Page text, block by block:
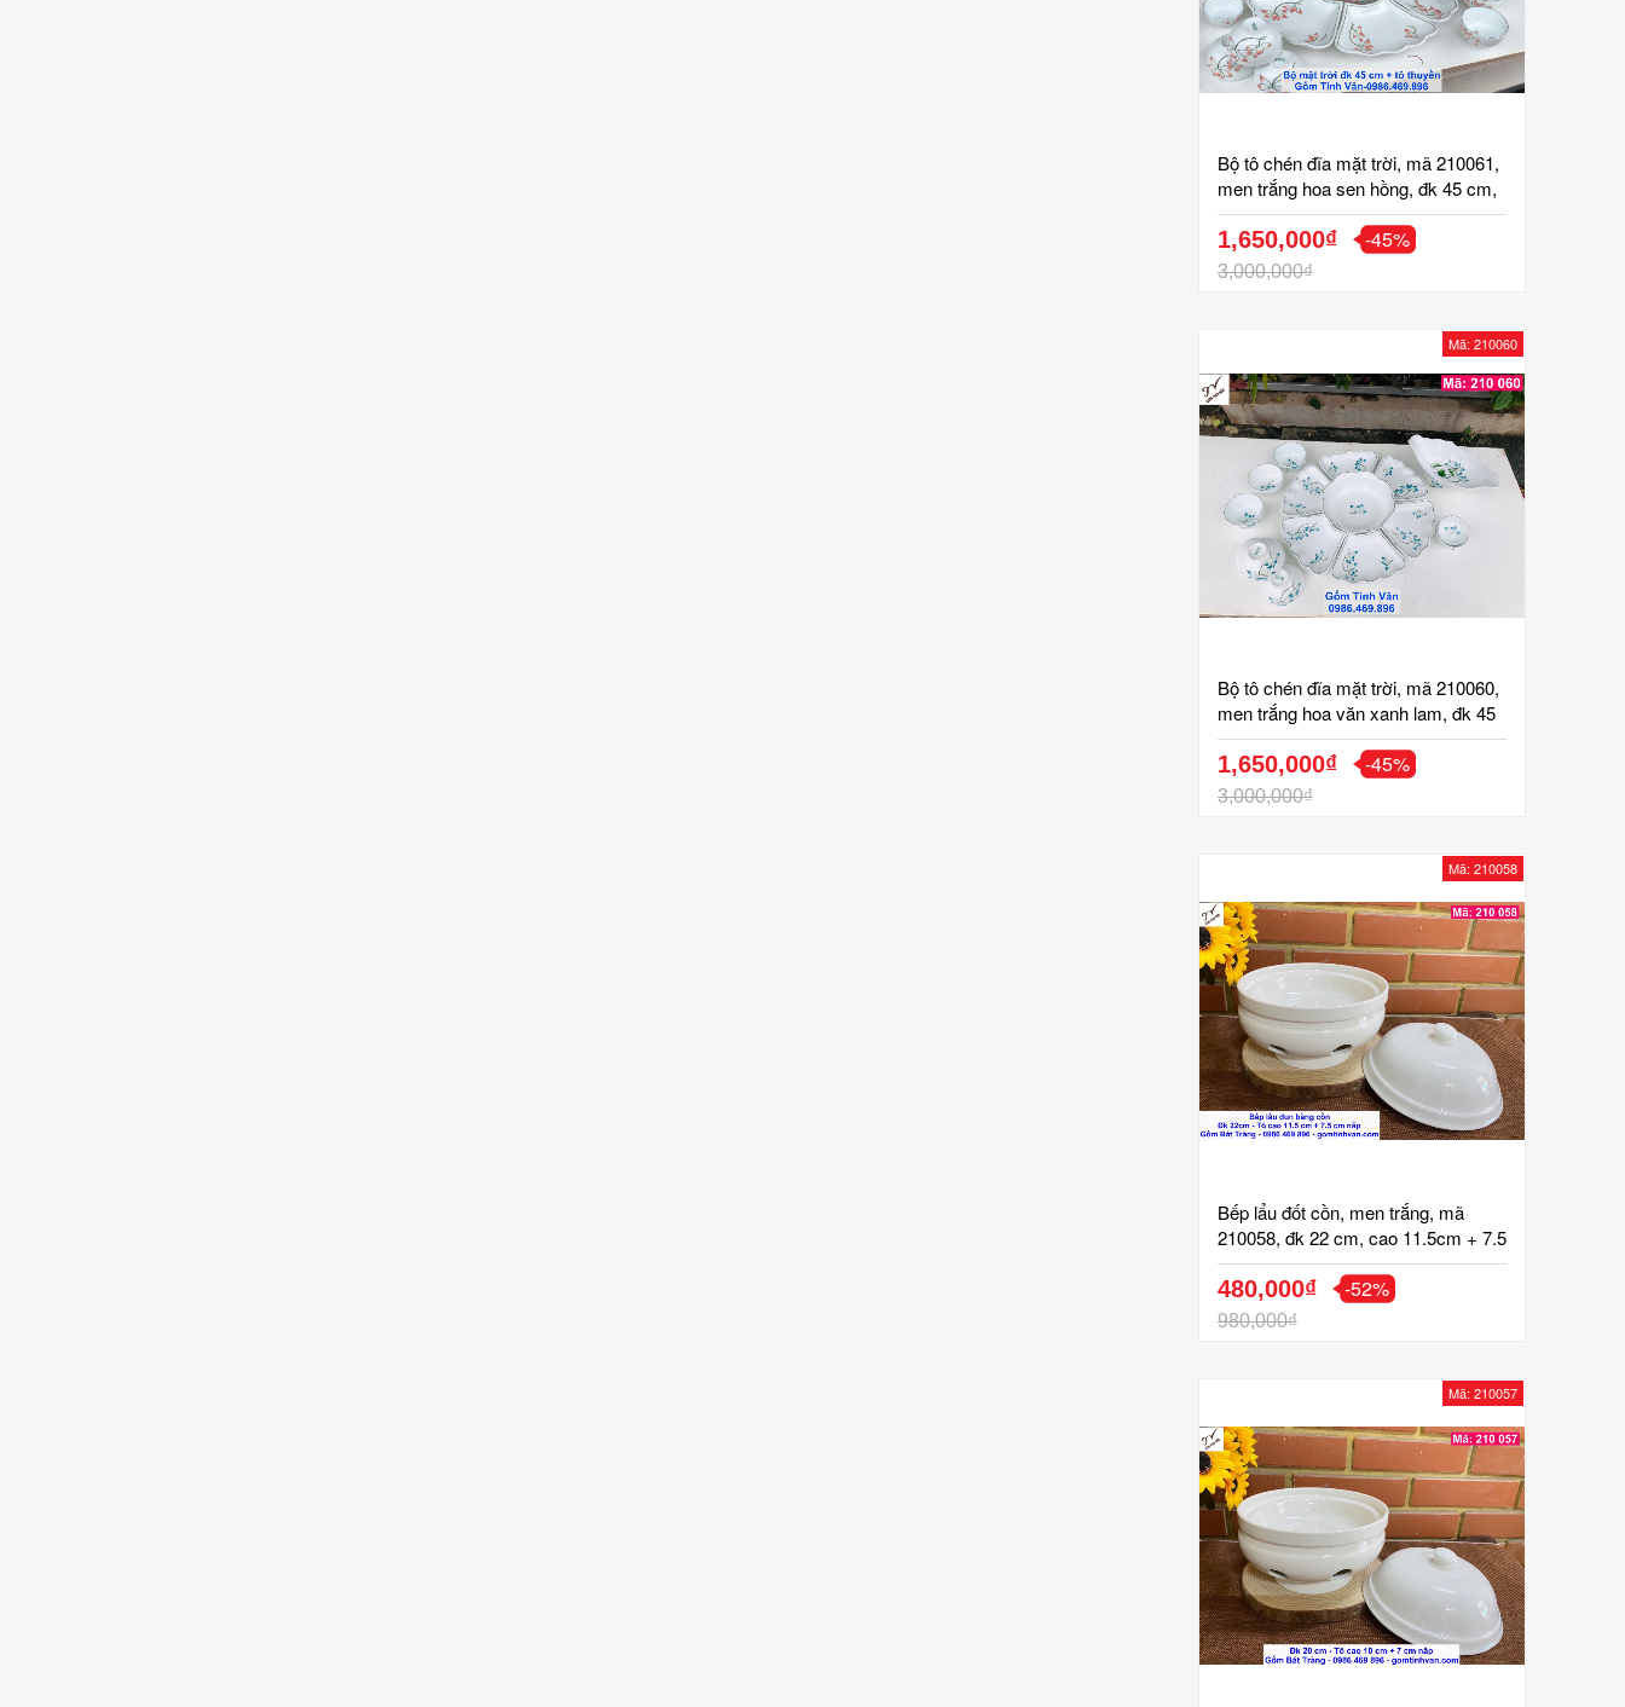
Bộ tô chén đĩa mặt trời, mã 210061,
men trắng hoa sen hồng, đk 45 cm,
thêm tô thuyền, hoa văn vẽ tay tinh
xảo, bộ bát đĩa cúng cơm, gốm bát
tràng tinh vân
1,650,000₫
3,000,000₫
-45%
Mã: 210060
Bộ tô chén đĩa mặt trời, mã 210060,
men trắng hoa văn xanh lam, đk 45
cm, thêm tô thuyền, hoa văn vẽ tay
tinh xảo, bộ bát đĩa cúng cơm, gốm
bát tràng tinh vân
1,650,000₫
3,000,000₫
-45%
Mã: 210058
Bếp lẩu đốt cồn, men trắng, mã
210058, đk 22 cm, cao 11.5cm + 7.5
cm nắp, gốm sứ bát tràng tinh vân
cao cấp
480,000₫
980,000₫
-52%
Mã: 210057